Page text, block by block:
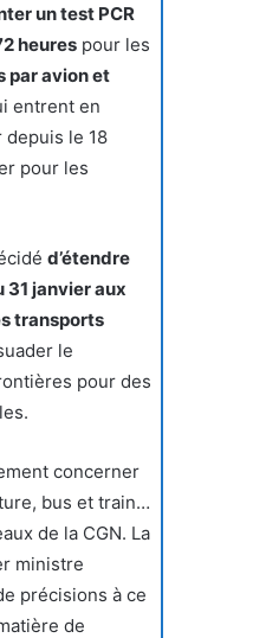
un test PCR
heures pour les
par avion et
entrent en
depuis le 18
pour les
d’étendre
janvier aux
transports
le
pour des
concerner
bus et train…
de la CGN. La
ministre
précisions à ce
de